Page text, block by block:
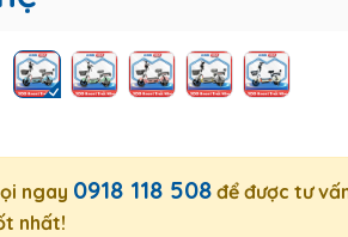
ngay 0918 118 508để được tư
nhất!